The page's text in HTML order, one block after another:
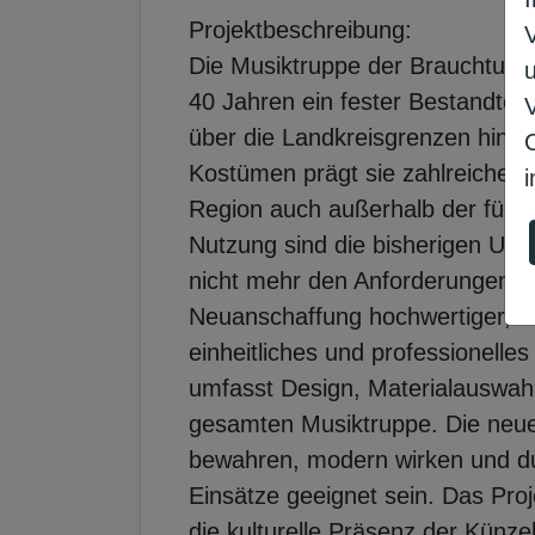
Projektbeschreibung:
Die Musiktruppe der
40 Jahren ein fester
über die Landkreisgrenzen
Kostümen prägt sie zahlreiche
Region auch außerhalb der
Nutzung sind die bisherigen
nicht mehr den Anforderungen
Neuanschaffung hochwertiger,
einheitliches und
umfasst Design,
gesamten Musiktruppe. Die
bewahren, modern wirken und
Einsätze geeignet sein. Das